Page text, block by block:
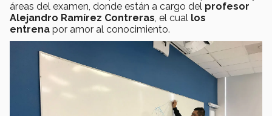
áreas del examen, donde están a cargo del profesor
Alejandro Ramírez Contreras, el cual los
entrena por amor al conocimiento.